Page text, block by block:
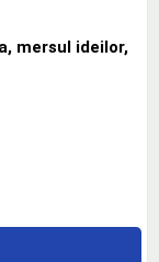
mersul ideilor,